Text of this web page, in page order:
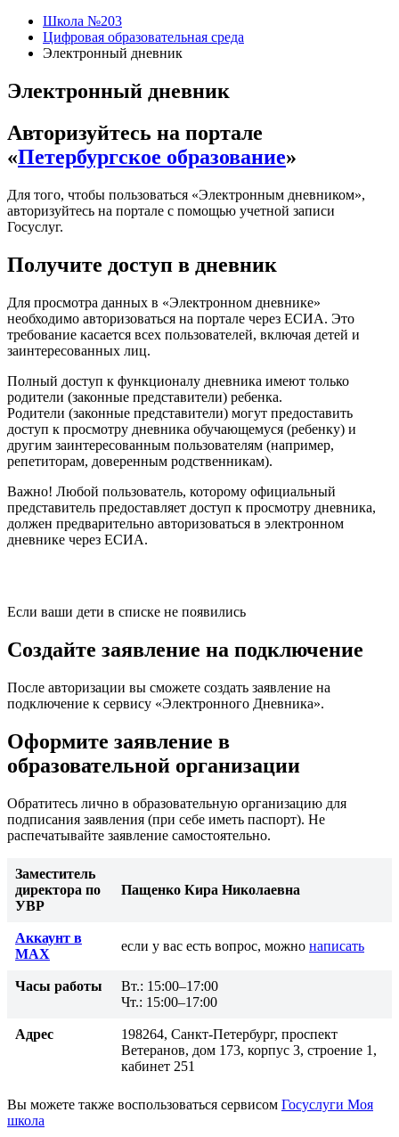
Школа №203
Цифровая образовательная среда
Электронный дневник
Электронный дневник
Авторизуйтесь на портале
«Петербургское образование»
Для того, чтобы пользоваться «Электронным дневником»,
авторизуйтесь на портале с помощью учетной записи
Госуслуг.
Получите доступ в дневник
Для просмотра данных в «Электронном дневнике»
необходимо авторизоваться на портале через ЕСИА. Это
требование касается всех пользователей, включая детей и
заинтересованных лиц.
Полный доступ к функционалу дневника имеют только
родители (законные представители) ребенка.
Родители (законные представители) могут предоставить
доступ к просмотру дневника обучающемуся (ребенку) и
другим заинтересованным пользователям (например,
репетиторам, доверенным родственникам).
Важно! Любой пользователь, которому официальный
представитель предоставляет доступ к просмотру дневника,
должен предварительно авторизоваться в электронном
дневнике через ЕСИА.
Если ваши дети в списке не появились
Создайте заявление на подключение
После авторизации вы сможете создать заявление на
подключение к сервису «Электронного Дневника».
Оформите заявление в
образовательной организации
Обратитесь лично в образовательную организацию для
подписания заявления (при себе иметь паспорт). Не
распечатывайте заявление самостоятельно.
Заместитель
директора по
УВР
Пащенко Кира Николаевна
Аккаунт в
MAX
если у вас есть вопрос, можно написать
Часы работы
Вт.: 15:00–17:00
Чт.: 15:00–17:00
Адрес
198264, Санкт-Петербург, проспект
Ветеранов, дом 173, корпус 3, строение 1,
кабинет 251
Вы можете также воспользоваться сервисом Госуслуги Моя
школа